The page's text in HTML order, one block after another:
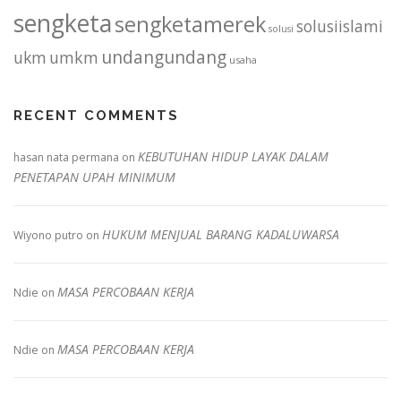
sengketasengketamerek solusi solusiislami
ukm umkm undangundang usaha
RECENT COMMENTS
hasan nata permana on KEBUTUHAN HIDUP LAYAK DALAM
PENETAPAN UPAH MINIMUM
Wiyono putro on HUKUM MENJUAL BARANG KADALUWARSA
Ndie on MASA PERCOBAAN KERJA
Ndie on MASA PERCOBAAN KERJA